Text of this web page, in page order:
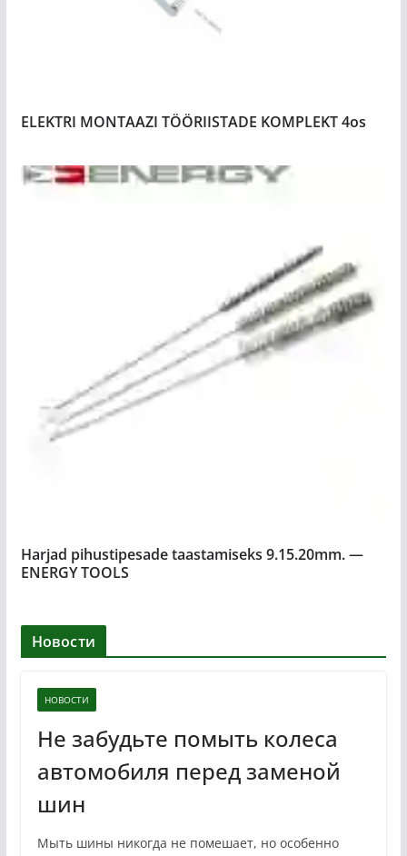
ELEKTRI MONTAAZI TÖÖRIISTADE KOMPLEKT 4os
Harjad pihustipesade taastamiseks 9.15.20mm. —
ENERGY TOOLS
Новости
НОВОСТИ
Не забудьте помыть колеса
автомобиля перед заменой
шин
Мыть шины никогда не помешает, но особенно